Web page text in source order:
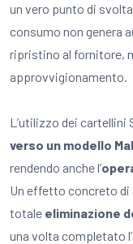
un vero punto di
consumo non genera
ripristino al fornitore,
approvvigionamento.
L’utilizzo dei cartellini
verso un modello
rendendo anche l’
Un effetto concreto di
totale eliminazione
una volta completato